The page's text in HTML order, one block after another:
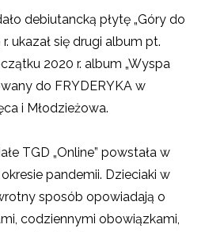
debiutancką płytę „Góry do
ukazał się drugi album pt.
2020 r. album „Wyspa
do FRYDERYKA w
i Młodzieżowa.
TGD „Online” powstała w
pandemii. Dzieciaki w
sposób opowiadają o
codziennymi obowiązkami,